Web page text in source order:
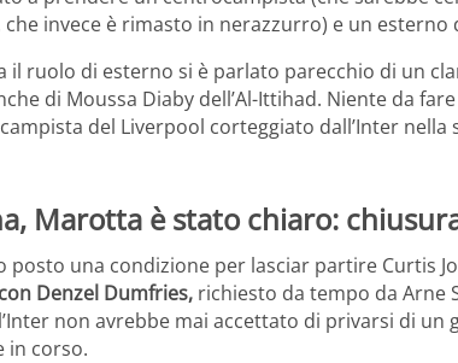
che invece è rimasto in nerazzurro) e un esterno
il ruolo di esterno si è parlato parecchio di un
di Moussa Diaby dell’Al-Ittihad. Niente da
del Liverpool corteggiato dall’Inter nella
Marotta è stato chiaro:
posto una condizione per lasciar partire Curtis
Denzel Dumfries, richiesto da tempo da Arne
non avrebbe mai accettato di privarsi di
in corso.